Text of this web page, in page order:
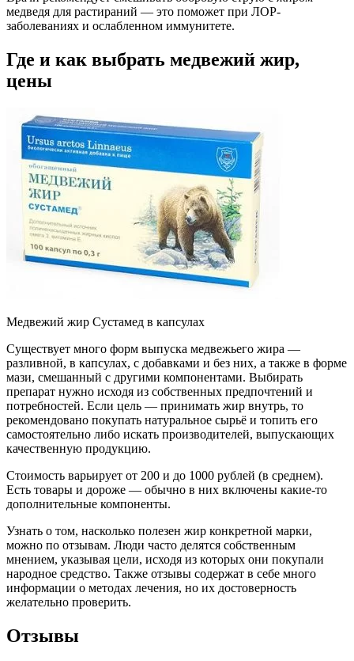
медведя для растираний — это поможет при ЛОР-
заболеваниях и ослабленном иммунитете.
Где и как выбрать медвежий жир,
цены
Медвежий жир Сустамед в капсулах
Существует много форм выпуска медвежьего жира —
разливной, в капсулах, с добавками и без них, а также в форме
мази, смешанный с другими компонентами. Выбирать
препарат нужно исходя из собственных предпочтений и
потребностей. Если цель — принимать жир внутрь, то
рекомендовано покупать натуральное сырьё и топить его
самостоятельно либо искать производителей, выпускающих
качественную продукцию.
Стоимость варьирует от 200 и до 1000 рублей (в среднем).
Есть товары и дороже — обычно в них включены какие-то
дополнительные компоненты.
Узнать о том, насколько полезен жир конкретной марки,
можно по отзывам. Люди часто делятся собственным
мнением, указывая цели, исходя из которых они покупали
народное средство. Также отзывы содержат в себе много
информации о методах лечения, но их достоверность
желательно проверить.
Отзывы